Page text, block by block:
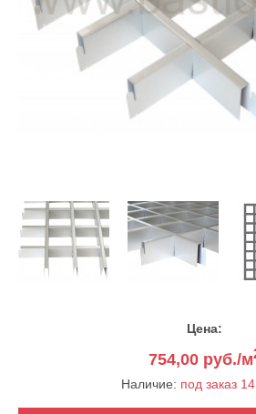
Цена:
754,00руб./м
Наличие: под заказ